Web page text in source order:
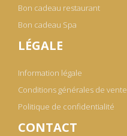
Bon cadeau restaurant
Bon cadeau Spa
LÉGALE
Information légale
Conditions générales de vente
Politique de confidentialité
CONTACT